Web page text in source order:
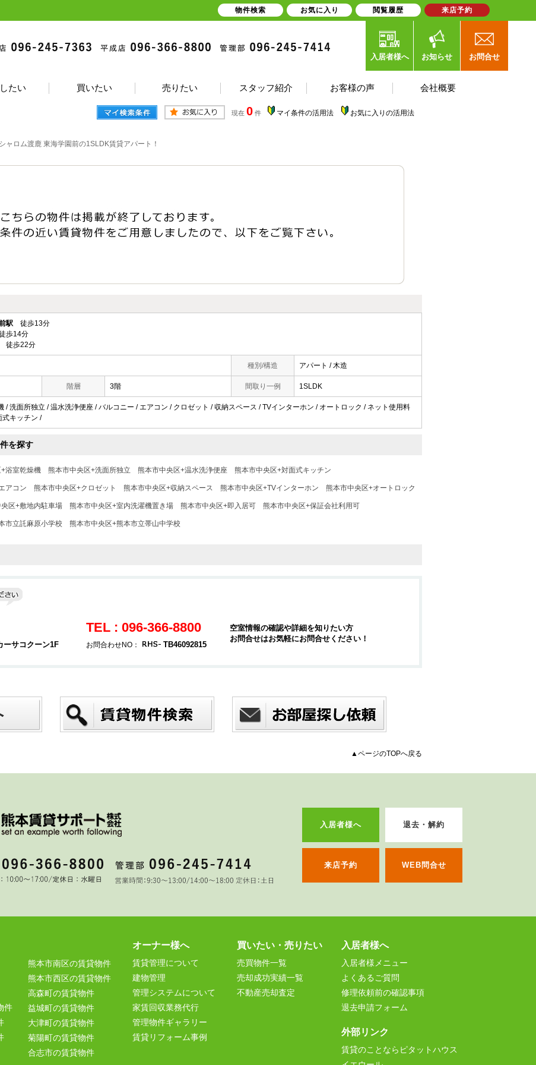
入居者様へ お知らせ お問合せ
たい 買いたい 売りたい スタッフ紹介 お客様の声 会社概要
現在 0 件 マイ条件の活用法 お気に入りの活用法
シャロム渡鹿 東海学園前の1SLDK賃貸アパート！
駅 徒歩13分
歩14分
徒歩22分
種別/構造 アパート / 木造
階層 3階 間取り一例 1SLDK
/ 洗面所独立 / 温水洗浄便座 / バルコニー / エアコン / クロゼット / 収納スペース / TVインターホン / オートロック / ネット使用料
式キッチン /
を探す
浴室乾燥機 熊本市中央区+洗面所独立 熊本市中央区+温水洗浄便座 熊本市中央区+対面式キッチン
アコン 熊本市中央区+クロゼット 熊本市中央区+収納スペース 熊本市中央区+TVインターホン 熊本市中央区+オートロック
区+敷地内駐車場 熊本市中央区+室内洗濯機置き場 熊本市中央区+即入居可 熊本市中央区+保証会社利用可
市立託麻原小学校 熊本市中央区+熊本市立帯山中学校
ーサコクーン1F
TEL : 096-366-8800
お問合わせNO： TB46092815
空室情報の確認や詳細を知りたい方
お問合せはお気軽にお問合せください！
▲ページのTOPへ戻る
入居者様へ 退去・解約
来店予約 WEB問合せ
件
熊本市南区の賃貸物件
熊本市西区の賃貸物件
高森町の賃貸物件
益城町の賃貸物件
大津町の賃貸物件
菊陽町の賃貸物件
合志市の賃貸物件
オーナー様へ
賃貸管理について
建物管理
管理システムについて
家賃回収業務代行
管理物件ギャラリー
賃貸リフォーム事例
買いたい・売りたい
売買物件一覧
売却成功実績一覧
不動産売却査定
入居者様へ
入居者様メニュー
よくあるご質問
修理依頼前の確認事項
退去申請フォーム
外部リンク
賃貸のことならピタットハウス
物件検索 お気に入り 閲覧履歴 来店予約